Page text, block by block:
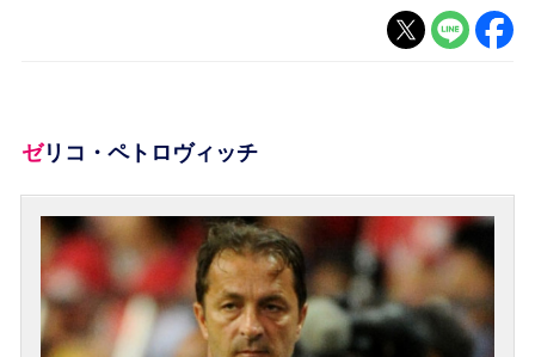
ゼリコ・ペトロヴィッチ